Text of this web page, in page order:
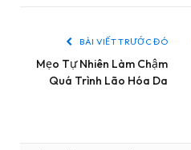
BÀI VIẾT TRƯỚC ĐÓ
Mẹo Tự Nhiên Làm Chậm
Quá Trình Lão Hóa Da